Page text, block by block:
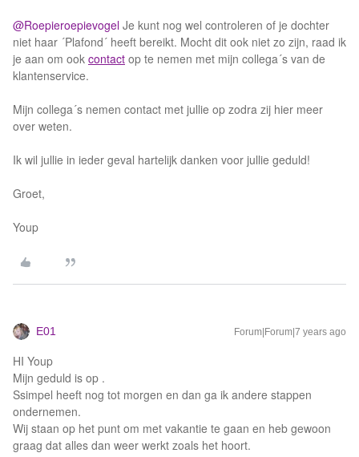
@Roepieroepievogel Je kunt nog wel controleren of je dochter
niet haar ´Plafond´ heeft bereikt. Mocht dit ook niet zo zijn, raad ik
je aan om ook contact op te nemen met mijn collega´s van de
klantenservice.
Mijn collega´s nemen contact met jullie op zodra zij hier meer
over weten.
Ik wil jullie in ieder geval hartelijk danken voor jullie geduld!
Groet,
Youp
E01 Forum|Forum|7 years ago
HI Youp
Mijn geduld is op .
Ssimpel heeft nog tot morgen en dan ga ik andere stappen
ondernemen.
Wij staan op het punt om met vakantie te gaan en heb gewoon
graag dat alles dan weer werkt zoals het hoort.